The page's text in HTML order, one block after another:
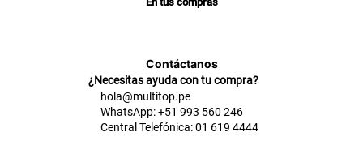
Contáctanos
¿Necesitas ayuda con tu compra?
hola@multitop.pe
WhatsApp: +51 993 560 246
Central Telefónica: 01 619 4444